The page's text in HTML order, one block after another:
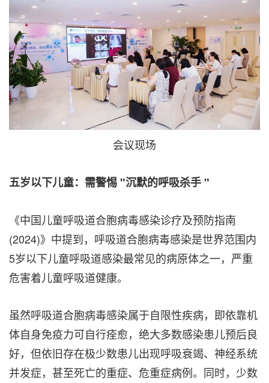
会议现场
五岁以下儿童：需警惕 "沉默的呼吸杀手 "
《中国儿童呼吸道合胞病毒感染诊疗及预防指南
(2024)》中提到，呼吸道合胞病毒感染是世界范围内
5岁以下儿童呼吸道感染最常见的病原体之一，严重
危害着儿童呼吸道健康。
虽然呼吸道合胞病毒感染属于自限性疾病，即依靠机
体自身免疫力可自行痊愈，绝大多数感染患儿预后良
好，但依旧存在极少数患儿出现呼吸衰竭、神经系统
并发症，甚至死亡的重症、危重症病例。同时，少数